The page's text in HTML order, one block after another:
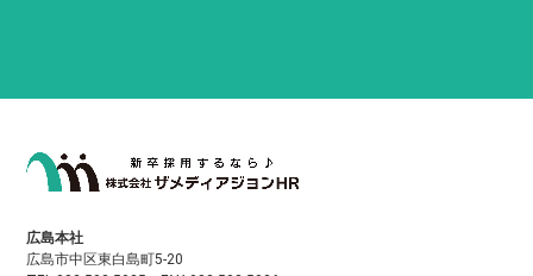
広島本社
広島市中区東白島町5-20